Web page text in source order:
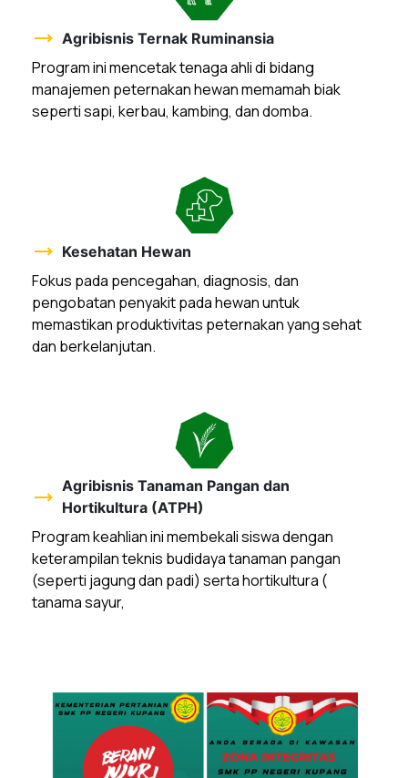
trending_flat Agribisnis Ternak Ruminansia
Program ini mencetak tenaga ahli di bidang
manajemen peternakan hewan memamah biak
seperti sapi, kerbau, kambing, dan domba.
trending_flat Kesehatan Hewan
Fokus pada pencegahan, diagnosis, dan
pengobatan penyakit pada hewan untuk
memastikan produktivitas peternakan yang sehat
dan berkelanjutan.
trending_flat Agribisnis Tanaman Pangan dan
Hortikultura (ATPH)
Program keahlian ini membekali siswa dengan
keterampilan teknis budidaya tanaman pangan
(seperti jagung dan padi) serta hortikultura (
tanama sayur,